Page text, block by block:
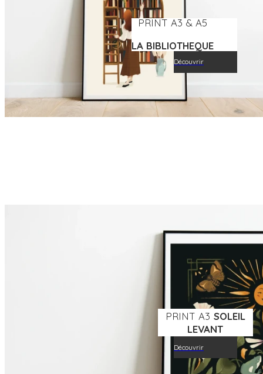
PRINT A3 & A5
LA BIBLIOTHEQUE
PRINT A3 SOLEIL
LEVANT
Découvrir
Découvrir